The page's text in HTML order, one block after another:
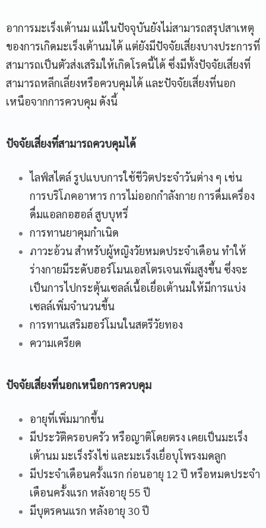
อาการมะเร็งเต้านม แม้ในปัจจุบันยังไม่สามารถสรุปสาเหตุ
ของการเกิดมะเร็งเต้านมได้ แต่ยังมีปัจจัยเสี่ยงบางประการที่
สามารถเป็นตัวส่งเสริมให้เกิดโรคนี้ได้ ซึ่งมีทั้งปัจจัยเสี่ยงที่
สามารถหลีกเลี่ยงหรือควบคุมได้ และปัจจัยเสี่ยงที่นอก
เหนือจากการควบคุม ดังนี้
ปัจจัยเสี่ยงที่สามารถควบคุมได้
ไลฟ์สไตล์ รูปแบบการใช้ชีวิตประจำวันต่าง ๆ เช่น
การบริโภคอาหาร การไม่ออกกำลังกาย การดื่มเครื่อง
ดื่มแอลกอฮอล์ สูบบุหรี่
การทานยาคุมกำเนิด
ภาวะอ้วน สำหรับผู้หญิงวัยหมดประจำเดือน ทำให้
ร่างกายมีระดับฮอร์โมนเอสโตรเจนเพิ่มสูงขึ้น ซึ่งจะ
เป็นการไปกระตุ้นเซลล์เนื้อเยื่อเต้านมให้มีการแบ่ง
เซลล์เพิ่มจำนวนขึ้น
การทานเสริมฮอร์โมนในสตรีวัยทอง
ความเครียด
ปัจจัยเสี่ยงที่นอกเหนือการควบคุม
อายุที่เพิ่มมากขึ้น
มีประวัติครอบครัว หรือญาติโดยตรง เคยเป็นมะเร็ง
เต้านม มะเร็งรังไข่ และมะเร็งเยื่อบุโพรงมดลูก
มีประจำเดือนครั้งแรก ก่อนอายุ 12 ปี หรือหมดประจำ
เดือนครั้งแรก หลังอายุ 55 ปี
มีบุตรคนแรก หลังอายุ 30 ปี